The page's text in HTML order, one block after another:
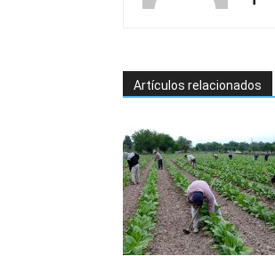
Artículos relacionados